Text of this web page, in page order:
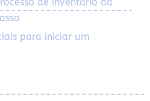
para iniciar um